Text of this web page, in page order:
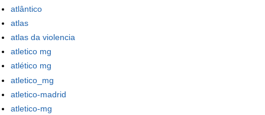
atlântico
atlas
atlas da violencia
atletico mg
atlético mg
atletico_mg
atletico-madrid
atletico-mg